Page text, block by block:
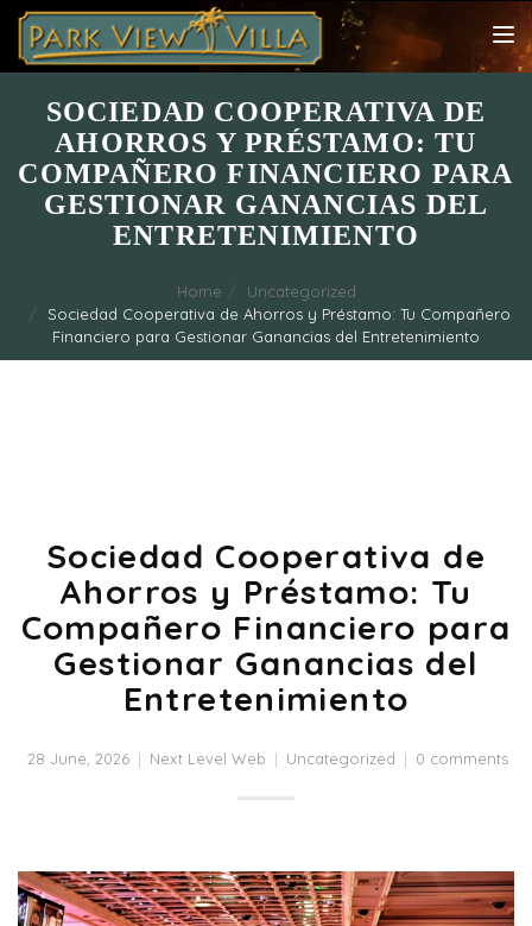
SOCIEDAD COOPERATIVA DE
AHORROS Y PRÉSTAMO: TU
COMPAÑERO FINANCIERO PARA
GESTIONAR GANANCIAS DEL
ENTRETENIMIENTO
Home
Uncategorized
Sociedad Cooperativa de Ahorros y Préstamo: Tu Compañero
Financiero para Gestionar Ganancias del Entretenimiento
Sociedad Cooperativa de
Ahorros y Préstamo: Tu
Compañero Financiero para
Gestionar Ganancias del
Entretenimiento
28 June, 2026 Next Level Web Uncategorized 0 comments